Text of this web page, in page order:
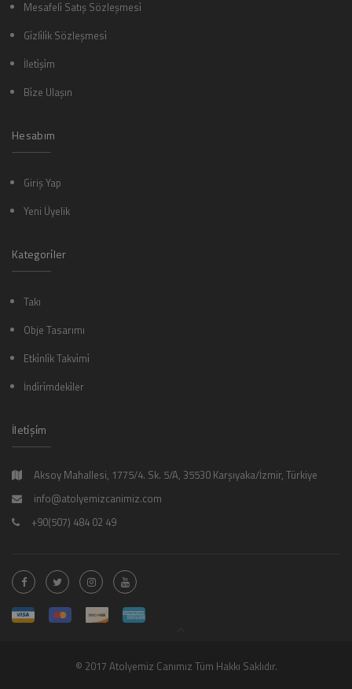
Mesafeli̇ Satış Sözleşmesi̇
Gi̇zli̇li̇k Sözleşmesi̇
İleti̇şi̇m
Bi̇ze Ulaşın
Hesabım
Giriş Yap
Yeni Üyelik
Kategori̇ler
Takı
Obje Tasarımı
Etki̇nli̇k Takvi̇mi̇
İndi̇ri̇mdeki̇ler
İleti̇şi̇m
Aksoy Mahallesi, 1775/4. Sk. 5/A, 35530 Karşıyaka/İzmir, Türkiye
info@atolyemizcanimiz.com
+90(507) 484 02 49
© 2017 Atolyemiz Canımız Tüm Hakkı Saklıdır.